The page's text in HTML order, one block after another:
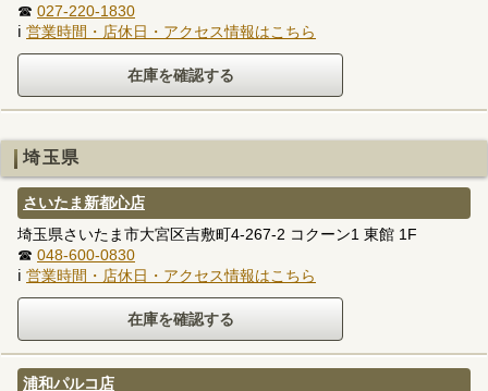
☎ 027-220-1830
ℹ 営業時間・店休日・アクセス情報はこちら
埼玉県
さいたま新都心店
埼玉県さいたま市大宮区吉敷町4-267-2 コクーン1 東館 1F
☎ 048-600-0830
ℹ 営業時間・店休日・アクセス情報はこちら
浦和パルコ店